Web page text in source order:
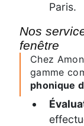
Paris.
Nos services en isolation phonique de
fenêtre
Chez Amon Isolation, nous proposons une
gamme
phonique